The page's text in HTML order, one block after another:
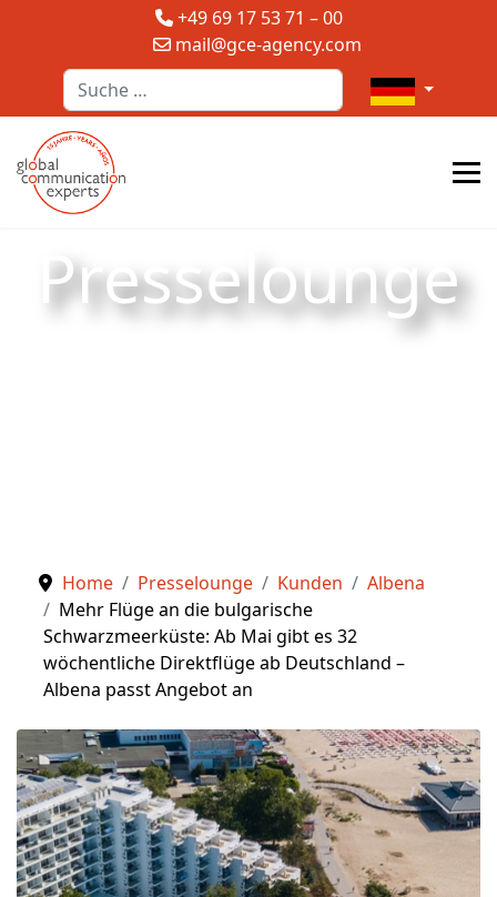
+49 69 17 53 71 – 00
mail@gce-agency.com
Suchen
Sprache
Presselounge
Home Presselounge Kunden
Albena
Mehr Flüge an die bulgarische
Schwarzmeerküste: Ab Mai gibt es 32
wöchentliche Direktflüge ab Deutschland –
Albena passt Angebot an